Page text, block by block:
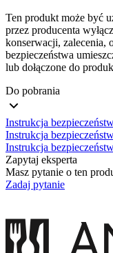
Ten produkt może być
przez producenta
konserwacji, zalecenia,
bezpieczeństwa
lub dołączone do
Do pobrania
Instrukcja
Instrukcja
Instrukcja
Zapytaj eksperta
Masz pytanie o ten
Zadaj pytanie